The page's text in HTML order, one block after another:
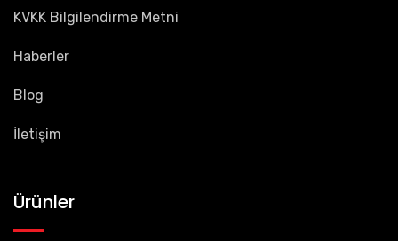
KVKK Bilgilendirme Metni
Haberler
Blog
İletişim
Ürünler